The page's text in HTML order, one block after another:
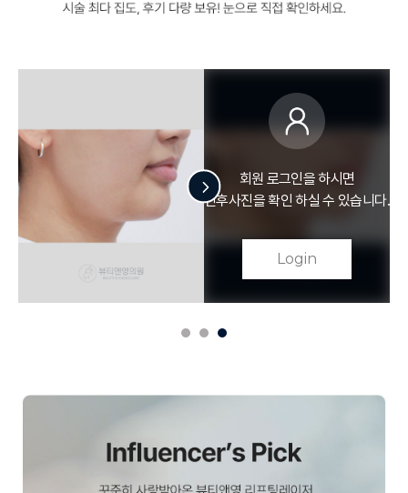
회원 로그인을 하시면
전후사진을 확인 하실 수 있습니다.
Login